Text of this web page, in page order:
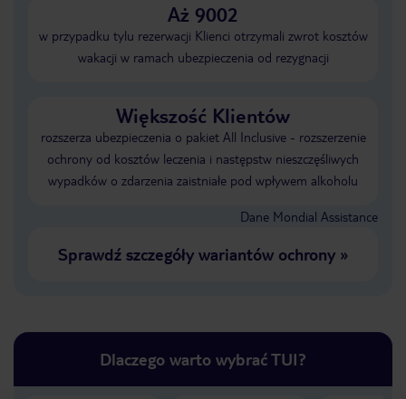
Aż 9002
w przypadku tylu rezerwacji Klienci otrzymali zwrot kosztów
wakacji w ramach ubezpieczenia od rezygnacji
Większość Klientów
rozszerza ubezpieczenia o pakiet All Inclusive - rozszerzenie
ochrony od kosztów leczenia i następstw nieszczęśliwych
wypadków o zdarzenia zaistniałe pod wpływem alkoholu
Dane Mondial Assistance
Sprawdź szczegóły wariantów ochrony»
Dlaczego warto wybrać TUI?